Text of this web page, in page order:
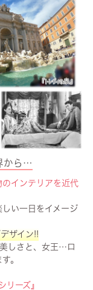
から…
インテリアを近代
い一日をイメージ
ザイン!!
しさと、女王…ロ
。
リーズ』